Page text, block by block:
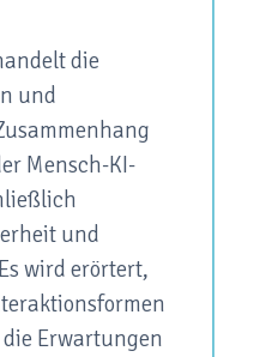
die
und
Mensch-KI-
und
wird erörtert,
Erwartungen